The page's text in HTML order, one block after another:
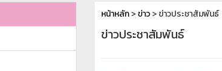
หน้าหลัก>ข่าว> ข่าวประชาสัมพันธ์
ข่าวประชาสัมพันธ์